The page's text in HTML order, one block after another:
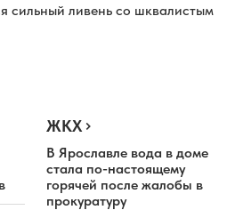
сильный ливень со шквалистым
ЖКХ
В Ярославле вода в доме
стала по-настоящему
горячей после жалобы в
прокуратуру